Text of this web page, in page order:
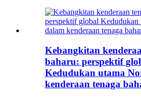
Kebangkitan
baharu: perspektif
Kedudukan utama
kenderaan tenaga